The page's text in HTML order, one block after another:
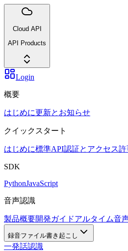
Cloud API
API Products
Login
概要
はじめに更新とお知らせ
クイックスタート
はじめに標準API認証とアクセス許
SDK
PythonJavaScript
音声認識
製品概要開発ガイドアルタイム音
録音ファイル書き起こし
一発話認識